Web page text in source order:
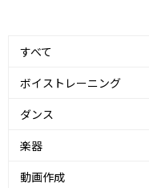
すべて
ボイストレーニング
ダンス
楽器
動画作成